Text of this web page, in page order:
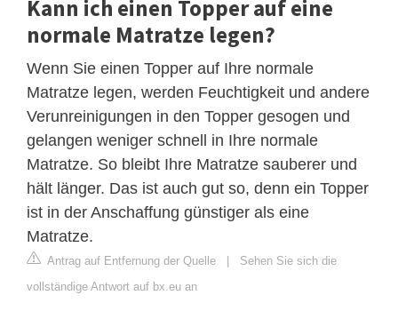
Kann ich einen Topper auf eine
normale Matratze legen?
Wenn Sie einen Topper auf Ihre normale
Matratze legen, werden Feuchtigkeit und andere
Verunreinigungen in den Topper gesogen und
gelangen weniger schnell in Ihre normale
Matratze. So bleibt Ihre Matratze sauberer und
hält länger. Das ist auch gut so, denn ein Topper
ist in der Anschaffung günstiger als eine
Matratze.
Antrag auf Entfernung der Quelle | Sehen Sie sich die
vollständige Antwort auf bx.eu an